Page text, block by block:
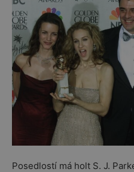
Posedlostí má holt S. J.